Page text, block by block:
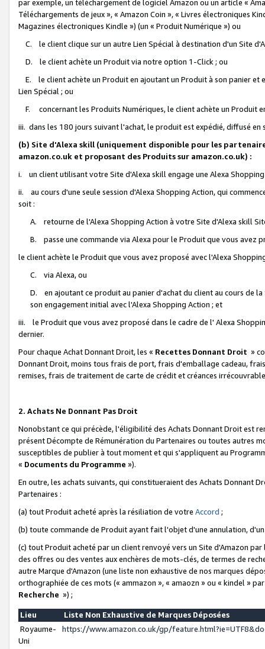
par exemple, un téléchargement de logiciel Amazon ou un article «
Téléchargements de jeux », « Amazon Coin », « Livres électroniques
Magazines électroniques Kindle ») (un « Produit Numérique ») ou
C. le client clique sur un autre Lien Spécial à destination d'un Site
D. le client achète un Produit via notre option 1-Click ; ou
E. le client achète un Produit en ajoutant un Produit à son panier et
Lien Spécial ; ou
F. concernant les Produits Numériques, le client achète un Produit
iii. dans les 180 jours suivant l'achat, le produit est expédié, diffusé
(b) Site d'Alexa skill (uniquement disponible pour les
amazon.co.uk et proposant des Produits sur amazon.co.uk) :
i. un client utilisant votre Site d'Alexa skill engage une Alexa
ii. au cours d'une seule session d'Alexa Shopping Action, qui
soit :
A. retourne de l'Alexa Shopping Action à votre Site d'Alexa skill
B. passe une commande via Alexa pour le Produit que vous avez
le client achète le Produit que vous avez proposé avec l'Alexa
C. via Alexa, ou
D. en ajoutant ce produit au panier d'achat du client au cours de
son engagement initial avec l'Alexa Shopping Action ; et
iii. le Produit que vous avez proposé dans le cadre de l' Alexa
dernier.
Pour chaque Achat Donnant Droit, les « Recettes Donnant Droit »
Donnant Droit, moins tous frais de port, frais d'emballage cadeau,
remises, frais de traitement de carte de crédit et créances
2. Achats Ne Donnant Pas Droit
Nonobstant ce qui précède, l'éligibilité des Achats Donnant Droit est
présent Décompte de Rémunération du Partenaires ou toutes autres
susceptibles de publier à tout moment et qui s'appliquent au
« Documents du Programme »).
En outre, les achats suivants, qui constitueraient des Achats Donnant
Partenaires :
(a) tout Produit acheté après la résiliation de votre Accord ;
(b) toute commande de Produit ayant fait l'objet d'une annulation,
(c) tout Produit acheté par un client renvoyé vers un Site d'Amazon
des offres ou des ventes aux enchères de mots-clés, de termes de
autre Marque d'Amazon (une liste non exhaustive de nos marques
orthographiée de ces mots (« ammazon », « amaozn » ou « kindel »
Recherche ») ;
Lieu
Liste Non Exhaustive de Marques Déposées
Royaume-
Uni
https://www.amazon.co.uk/gp/